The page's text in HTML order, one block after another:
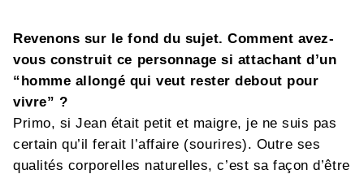
Revenons sur le fond du sujet. Comment avez-
vous construit ce personnage si attachant d’un
“homme allongé qui veut rester debout pour
vivre” ?
Primo, si Jean était petit et maigre, je ne suis pas
certain qu’il ferait l’affaire (sourires). Outre ses
qualités corporelles naturelles, c’est sa façon d’être